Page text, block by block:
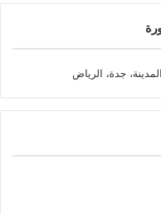
جدة، الرياض